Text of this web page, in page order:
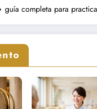
guía completa para